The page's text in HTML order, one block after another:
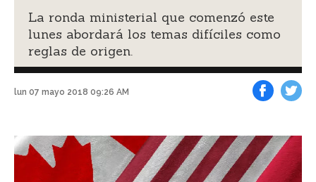
La ronda ministerial que comenzó este
lunes abordará los temas difíciles como
reglas de origen.
lun 07 mayo 2018 09:26 AM